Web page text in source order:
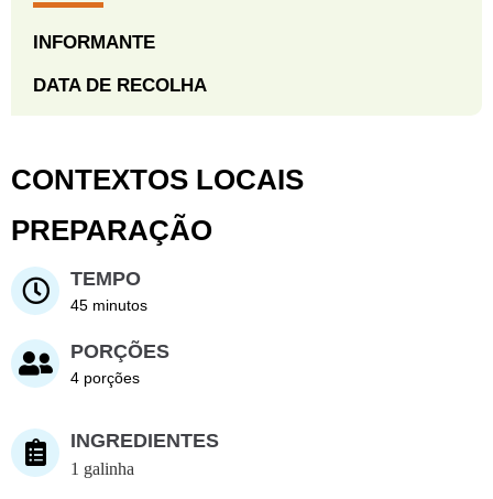
INFORMANTE
DATA DE RECOLHA
CONTEXTOS LOCAIS
PREPARAÇÃO
TEMPO
45 minutos
PORÇÕES
4 porções
INGREDIENTES
1 galinha